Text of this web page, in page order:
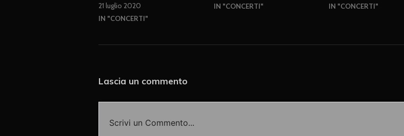
21 luglio 2020
IN "CONCERTI"
IN "CONCERTI" IN "CONCERTI"
Lascia un commento
Scrivi un Commento...